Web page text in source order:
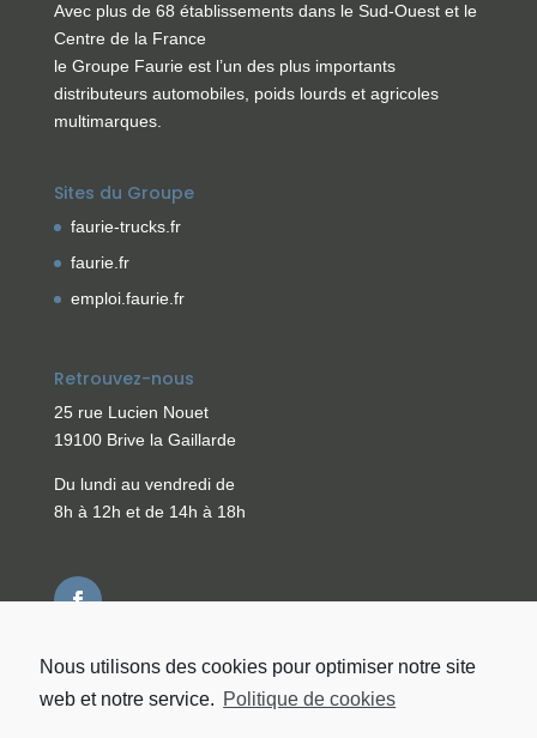
Nous utilisons des cookies pour optimiser notre site
web et notre service. Politique de cookies
Avec plus de 68 établissements dans le Sud-Ouest et le
Centre de la France
le Groupe Faurie est l’un des plus importants
distributeurs automobiles, poids lourds et agricoles
multimarques.
Sites du Groupe
faurie-trucks.fr
faurie.fr
emploi.faurie.fr
Retrouvez-nous
25 rue Lucien Nouet
19100 Brive la Gaillarde
Du lundi au vendredi de
8h à 12h et de 14h à 18h